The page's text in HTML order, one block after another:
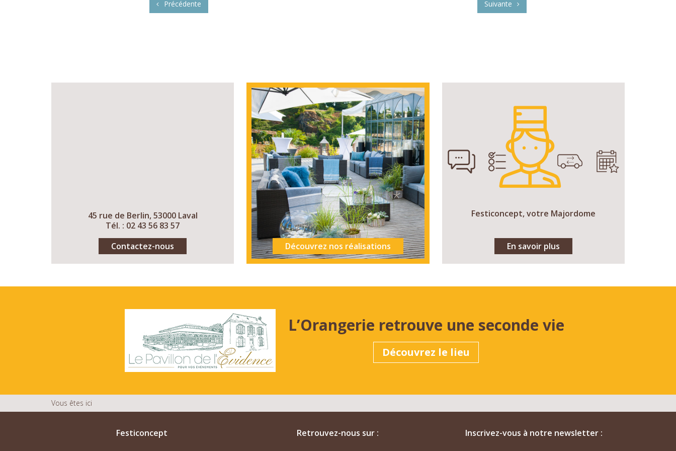
Précédente Suivante
45 rue de Berlin, 53000 Laval
Tél. : 02 43 56 83 57
Contactez-nous
Découvrez nos réalisations
Festiconcept, votre Majordome
En savoir plus
L’Orangerie retrouve une seconde vie
Découvrez le lieu
Vous êtes ici
Festiconcept Retrouvez-nous sur : Inscrivez-vous à notre newsletter :